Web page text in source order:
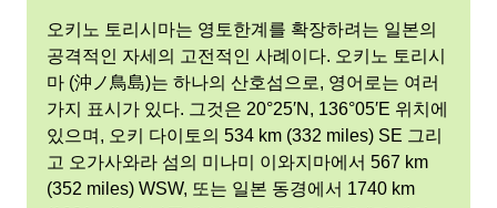
오키노 토리시마는 영토한계를 확장하려는 일본의
공격적인 자세의 고전적인 사례이다. 오키노 토리시
마 (沖ノ鳥島)는 하나의 산호섬으로, 영어로는 여러
가지 표시가 있다. 그것은 20°25′N, 136°05′E 위치에
있으며, 오키 다이토의 534 km (332 miles) SE 그리
고 오가사와라 섬의 미나미 이와지마에서 567 km
(352 miles) WSW, 또는 일본 동경에서 1740 km